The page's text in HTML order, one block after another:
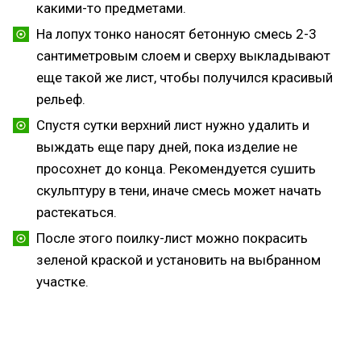
какими-то предметами.
На лопух тонко наносят бетонную смесь 2-3
сантиметровым слоем и сверху выкладывают
еще такой же лист, чтобы получился красивый
рельеф.
Спустя сутки верхний лист нужно удалить и
выждать еще пару дней, пока изделие не
просохнет до конца. Рекомендуется сушить
скульптуру в тени, иначе смесь может начать
растекаться.
После этого поилку-лист можно покрасить
зеленой краской и установить на выбранном
участке.